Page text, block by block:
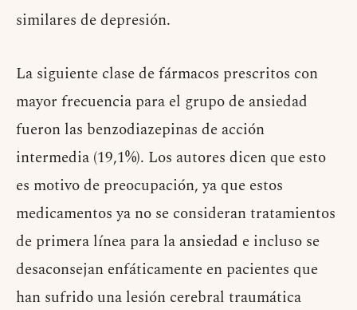
similares de depresión.
La siguiente clase de fármacos prescritos con
mayor frecuencia para el grupo de ansiedad
fueron las benzodiazepinas de acción
intermedia (19,1%). Los autores dicen que esto
es motivo de preocupación, ya que estos
medicamentos ya no se consideran tratamientos
de primera línea para la ansiedad e incluso se
desaconsejan enfáticamente en pacientes que
han sufrido una lesión cerebral traumática